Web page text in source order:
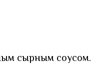
сырным соусом.